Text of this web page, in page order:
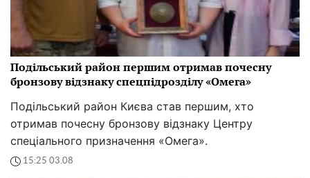
Подільський район першим отримав почесну
бронзову відзнаку спецпідрозділу «Омега»
Подільський район Києва став першим, хто
отримав почесну бронзову відзнаку Центру
спеціального призначення «Омега».
15:25 03.08